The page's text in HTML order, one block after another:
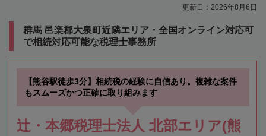
更新日：2026年8月6日
群馬 邑楽郡大泉町近隣エリア・全国オンライン対応可
で相続対応可能な税理士事務所
【熊谷駅徒歩3分】相続税の経験に自信あり。複雑な案件
もスムーズかつ正確に取り組みます
辻・本郷税理士法人 北部エリア(熊